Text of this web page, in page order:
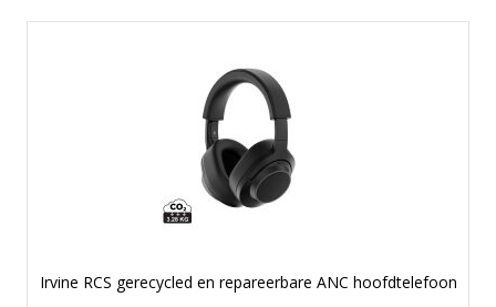
Irvine RCS gerecycled en repareerbare ANC hoofdtelefoon